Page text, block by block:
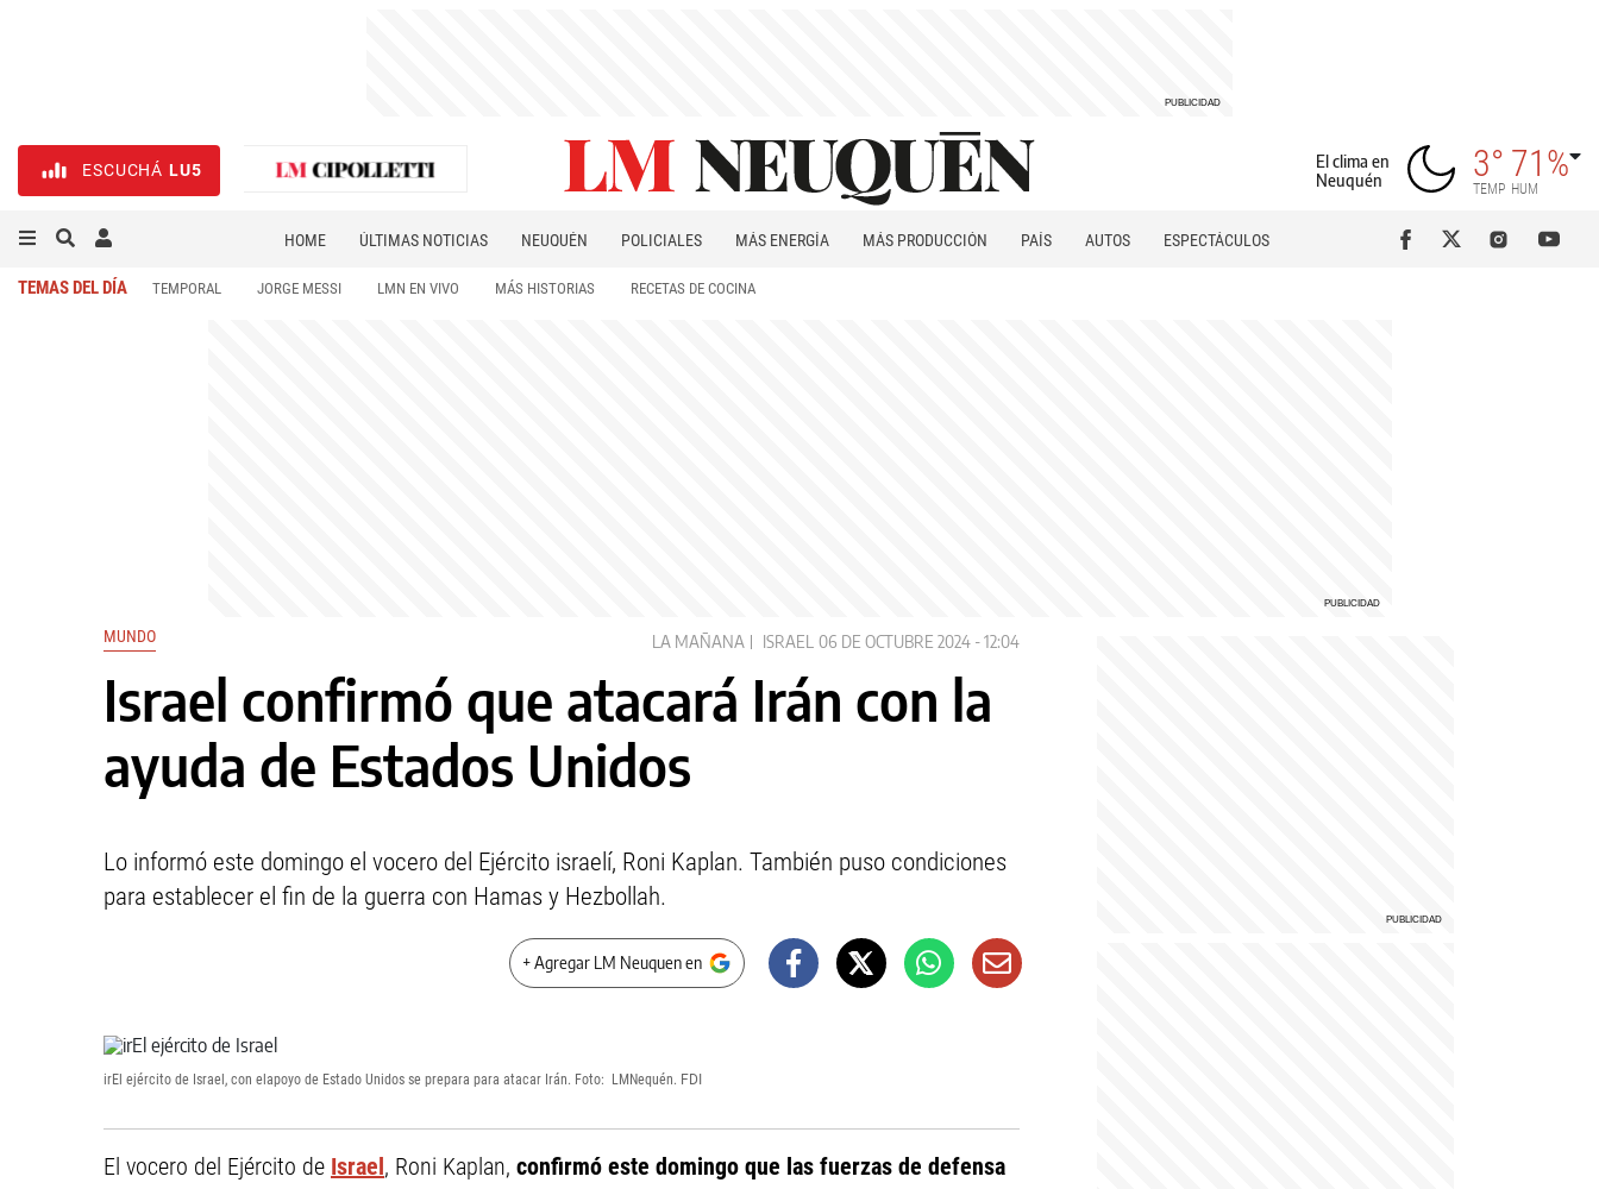
ESCUCHÁ LU5
El clima en
Neuquén
3°
TEMP
71%
HUM
HOME ÚLTIMAS NOTICIAS NEUQUÉN POLICIALES MÁS ENERGÍA MÁS PRODUCCIÓN PAÍS AUTOS
ESPECTÁCULOS
TEMAS DEL DÍA TEMPORAL JORGE MESSI LMN EN VIVO MÁS HISTORIAS RECETAS DE COCINA
MUNDO LA MAÑANA ISRAEL 06 DE OCTUBRE 2024 - 12:04
Israel confirmó que atacará Irán con la
ayuda de Estados Unidos
Lo informó este domingo el vocero del Ejército israelí, Roni Kaplan. También puso condiciones
para establecer el fin de la guerra con Hamas y Hezbollah.
+ Agregar LM Neuquen en
irEl ejército de Israel, con elapoyo de Estado Unidos se prepara para atacar Irán. Foto: LMNequén. FDI
El vocero del Ejército de Israel, Roni Kaplan, confirmó este domingo que las fuerzas de defensa